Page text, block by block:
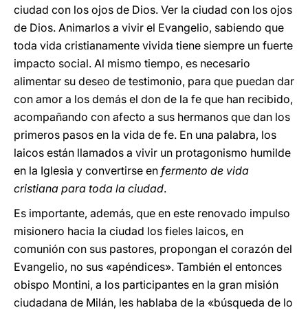
ciudad con los ojos de Dios. Ver la ciudad con los ojos
de Dios. Animarlos a vivir el Evangelio, sabiendo que
toda vida cristianamente vivida tiene siempre un fuerte
impacto social. Al mismo tiempo, es necesario
alimentar su deseo de testimonio, para que puedan dar
con amor a los demás el don de la fe que han recibido,
acompañando con afecto a sus hermanos que dan los
primeros pasos en la vida de fe. En una palabra, los
laicos están llamados a vivir un protagonismo humilde
en la Iglesia y convertirse en fermento de vida
cristiana para toda la ciudad.
Es importante, además, que en este renovado impulso
misionero hacia la ciudad los fieles laicos, en
comunión con sus pastores, propongan el corazón del
Evangelio, no sus «apéndices». También el entonces
obispo Montini, a los participantes en la gran misión
ciudadana de Milán, les hablaba de la «búsqueda de lo